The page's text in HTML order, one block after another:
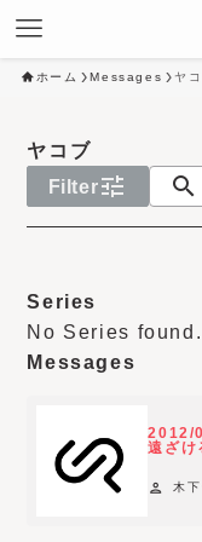
ホーム Messages ヤ
ヤコブ
Filtertune search
o
y
e
Series
No Series found.
Messages
2012/
遠ざけ
person 木